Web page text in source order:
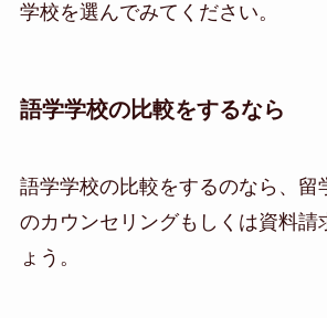
学校を選んでみてください。
語学学校の比較をするなら
語学学校の比較をするのなら、留
のカウンセリングもしくは資料請
ょう。